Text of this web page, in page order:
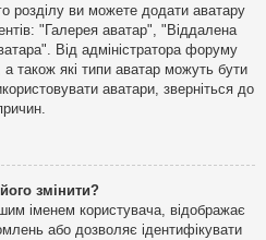
розділу ви можете додати аватару
"Галерея аватар", "Віддалена
Від адміністратора форуму
також які типи аватар можуть бути
аватари, зверніться до
змінити?
іменем користувача, відображає
або дозволяє ідентифікувати